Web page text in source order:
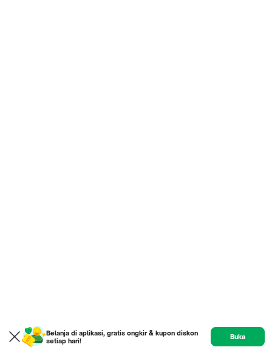
Belanja di aplikasi, gratis ongkir & kupon diskon
setiap hari!
Buka